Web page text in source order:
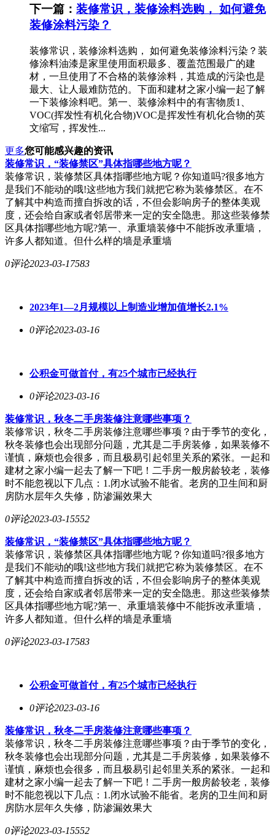
下一篇： 装修常识，装修涂料选购， 如何避免
装修涂料污染？
装修常识，装修涂料选购， 如何避免装修涂料污染？装
修涂料油漆是家里使用面积最多、覆盖范围最广的建
材，一旦使用了不合格的装修涂料，其造成的污染也是
最大、让人最难防范的。下面和建材之家小编一起了解
一下装修涂料吧。第一、装修涂料中的有害物质1、
VOC(挥发性有机化合物)VOC是挥发性有机化合物的英
文缩写，挥发性...
更多您可能感兴趣的资讯
装修常识，“装修禁区”具体指哪些地方呢？
装修常识，装修禁区具体指哪些地方呢？你知道吗?很多地方
是我们不能动的哦!这些地方我们就把它称为装修禁区。在不
了解其中构造而擅自拆改的话，不但会影响房子的整体美观
度，还会给自家或者邻居带来一定的安全隐患。那这些装修禁
区具体指哪些地方呢?第一、承重墙装修中不能拆改承重墙，
许多人都知道。但什么样的墙是承重墙
0评论2023-03-17583
2023年1—2月规模以上制造业增加值增长2.1%
0评论2023-03-16
公积金可做首付，有25个城市已经执行
0评论2023-03-16
装修常识，秋冬二手房装修注意哪些事项？
装修常识，秋冬二手房装修注意哪些事项？由于季节的变化，
秋冬装修也会出现部分问题，尤其是二手房装修，如果装修不
谨慎，麻烦也会很多，而且极易引起邻里关系的紧张。一起和
建材之家小编一起去了解一下吧！二手房一般房龄较老，装修
时不能忽视以下几点：1.闭水试验不能省。老房的卫生间和厨
房防水层年久失修，防渗漏效果大
0评论2023-03-15552
装修常识，“装修禁区”具体指哪些地方呢？
装修常识，装修禁区具体指哪些地方呢？你知道吗?很多地方
是我们不能动的哦!这些地方我们就把它称为装修禁区。在不
了解其中构造而擅自拆改的话，不但会影响房子的整体美观
度，还会给自家或者邻居带来一定的安全隐患。那这些装修禁
区具体指哪些地方呢?第一、承重墙装修中不能拆改承重墙，
许多人都知道。但什么样的墙是承重墙
0评论2023-03-17583
公积金可做首付，有25个城市已经执行
0评论2023-03-16
装修常识，秋冬二手房装修注意哪些事项？
装修常识，秋冬二手房装修注意哪些事项？由于季节的变化，
秋冬装修也会出现部分问题，尤其是二手房装修，如果装修不
谨慎，麻烦也会很多，而且极易引起邻里关系的紧张。一起和
建材之家小编一起去了解一下吧！二手房一般房龄较老，装修
时不能忽视以下几点：1.闭水试验不能省。老房的卫生间和厨
房防水层年久失修，防渗漏效果大
0评论2023-03-15552